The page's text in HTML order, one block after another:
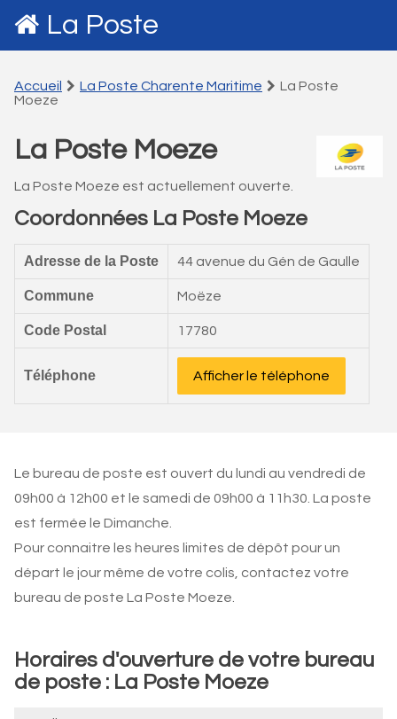
La Poste
Accueil La Poste Charente Maritime
La Poste
Moeze
La Poste Moeze
La Poste Moeze est actuellement ouverte.
Coordonnées La Poste Moeze
Adresse de la Poste 44 avenue du Gén de Gaulle
Commune Moëze
Code Postal 17780
Téléphone Afficher le téléphone
Le bureau de poste est ouvert du lundi au vendredi de
09h00 à 12h00 et le samedi de 09h00 à 11h30. La poste
est fermée le Dimanche.
Pour connaitre les heures limites de dépôt pour un
départ le jour même de votre colis, contactez votre
bureau de poste La Poste Moeze.
Horaires d'ouverture de votre bureau
de poste : La Poste Moeze